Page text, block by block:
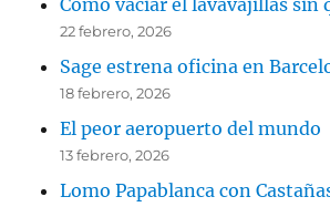
Como vaciar el lavavajillas sin
22 febrero, 2026
Sage estrena oficina en
18 febrero, 2026
El peor aeropuerto del mundo
13 febrero, 2026
Lomo Papablanca con